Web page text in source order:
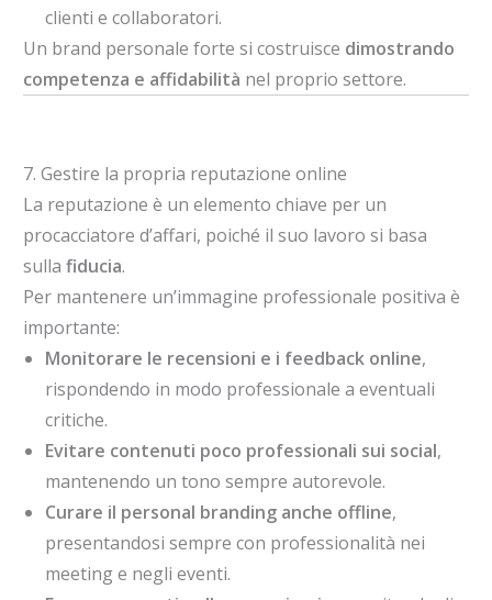
clienti e collaboratori.
Un brand personale forte si costruisce dimostrando
competenza e affidabilità nel proprio settore.
7. Gestire la propria reputazione online
La reputazione è un elemento chiave per un
procacciatore d’affari, poiché il suo lavoro si basa
sulla fiducia.
Per mantenere un’immagine professionale positiva è
importante:
Monitorare le recensioni e i feedback online,
rispondendo in modo professionale a eventuali
critiche.
Evitare contenuti poco professionali sui social,
mantenendo un tono sempre autorevole.
Curare il personal branding anche offline,
presentandosi sempre con professionalità nei
meeting e negli eventi.